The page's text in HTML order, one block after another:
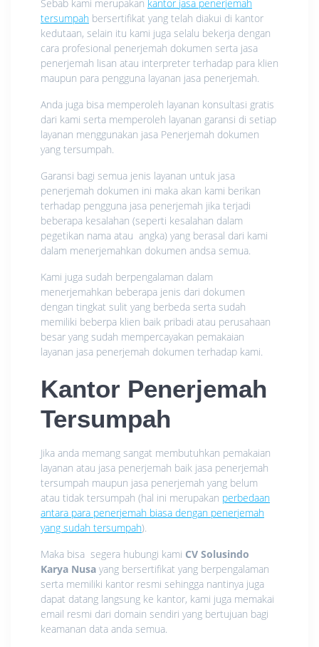
Sebab kami merupakan kantor jasa penerjemah
tersumpah bersertifikat yang telah diakui di kantor
kedutaan, selain itu kami juga selalu bekerja dengan
cara profesional penerjemah dokumen serta jasa
penerjemah lisan atau interpreter terhadap para klien
maupun para pengguna layanan jasa penerjemah.
Anda juga bisa memperoleh layanan konsultasi gratis
dari kami serta memperoleh layanan garansi di setiap
layanan menggunakan jasa Penerjemah dokumen
yang tersumpah.
Garansi bagi semua jenis layanan untuk jasa
penerjemah dokumen ini maka akan kami berikan
terhadap pengguna jasa penerjemah jika terjadi
beberapa kesalahan (seperti kesalahan dalam
pegetikan nama atau angka) yang berasal dari kami
dalam menerjemahkan dokumen andsa semua.
Kami juga sudah berpengalaman dalam
menerjemahkan beberapa jenis dari dokumen
dengan tingkat sulit yang berbeda serta sudah
memiliki beberpa klien baik pribadi atau perusahaan
besar yang sudah mempercayakan pemakaian
layanan jasa penerjemah dokumen terhadap kami.
Kantor Penerjemah
Tersumpah
Jika anda memang sangat membutuhkan pemakaian
layanan atau jasa penerjemah baik jasa penerjemah
tersumpah maupun jasa penerjemah yang belum
atau tidak tersumpah (hal ini merupakan perbedaan
antara para penerjemah biasa dengan penerjemah
yang sudah tersumpah).
Maka bisa segera hubungi kami CV Solusindo
Karya Nusa yang bersertifikat yang berpengalaman
serta memiliki kantor resmi sehingga nantinya juga
dapat datang langsung ke kantor, kami juga memakai
email resmi dari domain sendiri yang bertujuan bagi
keamanan data anda semua.